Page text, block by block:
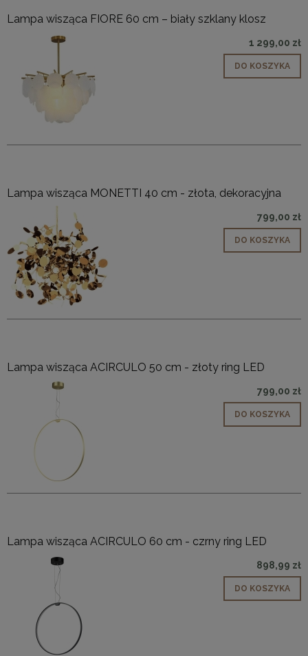
Lampa wisząca FIORE 60 cm – biały szklany klosz
1 299,00 zł
DO KOSZYKA
Lampa wisząca MONETTI 40 cm - złota, dekoracyjna
799,00 zł
DO KOSZYKA
Lampa wisząca ACIRCULO 50 cm - złoty ring LED
799,00 zł
DO KOSZYKA
Lampa wisząca ACIRCULO 60 cm - czrny ring LED
898,99 zł
DO KOSZYKA